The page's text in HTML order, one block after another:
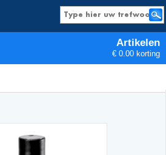
Artikelen
€ 0.00 korting